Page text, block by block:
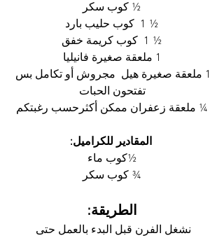
½ كوب سكر
½ 1  كوب حليب بارد
½ 1  كوب كريمة خفق
1 ملعقة صغيرة فانيليا
1 ملعقة صغيرة هيل  مجروش أو تكامل بس
تفتحون الحبات
¼ ملعقة زعفران ممكن أكثرحسب رغبتكم
المقادير للكراميل:
½كوب ماء
¾ كوب سكر
الطريقة:
نشغل الفرن قبل البدء بالعمل حتى